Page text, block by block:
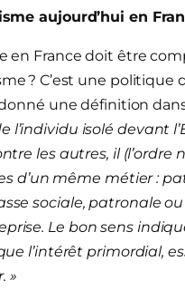
aujourd’hui en
en France doit être
? C’est une politique
une définition
isolé devant
les autres, il
même métier :
sociale, patronale
Le bon sens
l’intérêt primordial,
»